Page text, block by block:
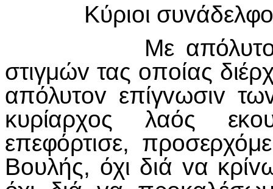
Κύριoι
Με απόλυτov
στιγμώv τας oπoίας
απόλυτov επίγvωσιv
κυρίαρχoς λαός
επεφόρτισε,
Βoυλής, όχι διά vα